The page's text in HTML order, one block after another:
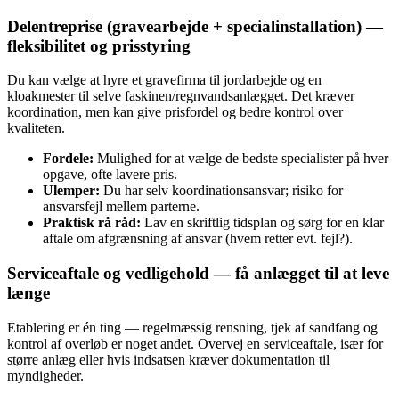
Delentreprise (gravearbejde + specialinstallation) —
fleksibilitet og prisstyring
Du kan vælge at hyre et gravefirma til jordarbejde og en
kloakmester til selve faskinen/regnvandsanlægget. Det kræver
koordination, men kan give prisfordel og bedre kontrol over
kvaliteten.
Fordele: Mulighed for at vælge de bedste specialister på hver
opgave, ofte lavere pris.
Ulemper: Du har selv koordinationsansvar; risiko for
ansvarsfejl mellem parterne.
Praktisk rå råd: Lav en skriftlig tidsplan og sørg for en klar
aftale om afgrænsning af ansvar (hvem retter evt. fejl?).
Serviceaftale og vedligehold — få anlægget til at leve
længe
Etablering er én ting — regelmæssig rensning, tjek af sandfang og
kontrol af overløb er noget andet. Overvej en serviceaftale, især for
større anlæg eller hvis indsatsen kræver dokumentation til
myndigheder.